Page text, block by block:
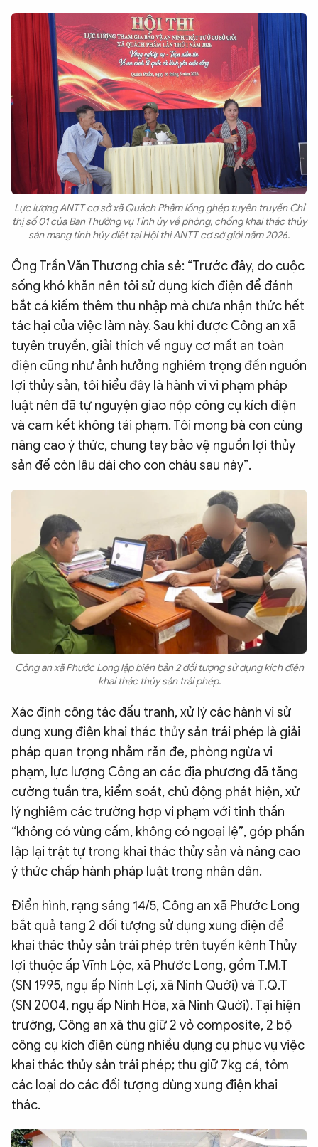
Lực lượng ANTT cơ sở xã Quách Phẩm lồng ghép tuyên truyền Chỉ
thị số 01 của Ban Thường vụ Tỉnh ủy về phòng, chống khai thác thủy
sản mang tính hủy diệt tại Hội thi ANTT cơ sở giỏi năm 2026.
Ông Trần Văn Thương chia sẻ: “Trước đây, do cuộc
sống khó khăn nên tôi sử dụng kích điện để đánh
bắt cá kiếm thêm thu nhập mà chưa nhận thức hết
tác hại của việc làm này. Sau khi được Công an xã
tuyên truyền, giải thích về nguy cơ mất an toàn
điện cũng như ảnh hưởng nghiêm trọng đến nguồn
lợi thủy sản, tôi hiểu đây là hành vi vi phạm pháp
luật nên đã tự nguyện giao nộp công cụ kích điện
và cam kết không tái phạm. Tôi mong bà con cùng
nâng cao ý thức, chung tay bảo vệ nguồn lợi thủy
sản để còn lâu dài cho con cháu sau này”.
Công an xã Phước Long lập biên bản 2 đối tượng sử dụng kích điện
khai thác thủy sản trái phép.
Xác định công tác đấu tranh, xử lý các hành vi sử
dụng xung điện khai thác thủy sản trái phép là giải
pháp quan trọng nhằm răn đe, phòng ngừa vi
phạm, lực lượng Công an các địa phương đã tăng
cường tuần tra, kiểm soát, chủ động phát hiện, xử
lý nghiêm các trường hợp vi phạm với tinh thần
“không có vùng cấm, không có ngoại lệ”, góp phần
lập lại trật tự trong khai thác thủy sản và nâng cao
ý thức chấp hành pháp luật trong nhân dân.
Điển hình, rạng sáng 14/5, Công an xã Phước Long
bắt quả tang 2 đối tượng sử dụng xung điện để
khai thác thủy sản trái phép trên tuyến kênh Thủy
lợi thuộc ấp Vĩnh Lộc, xã Phước Long, gồm T.M.T
(SN 1995, ngụ ấp Ninh Lợi, xã Ninh Quới) và T.Q.T
(SN 2004, ngụ ấp Ninh Hòa, xã Ninh Quới). Tại hiện
trường, Công an xã thu giữ 2 vỏ composite, 2 bộ
công cụ kích điện cùng nhiều dụng cụ phục vụ việc
khai thác thủy sản trái phép; thu giữ 7kg cá, tôm
các loại do các đối tượng dùng xung điện khai
thác.